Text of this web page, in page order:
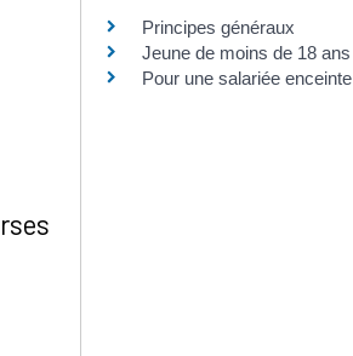
Principes généraux
Jeune de moins de 18 ans
Pour une salariée enceinte